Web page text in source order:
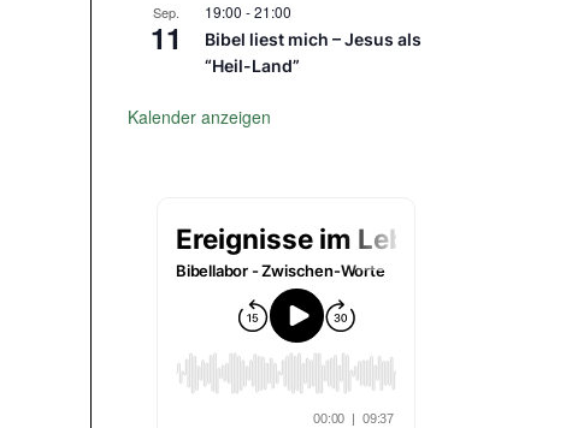
Sep.
11
19:00 -21:00
Bibel liest mich – Jesus als
“Heil-Land”
Kalender anzeigen